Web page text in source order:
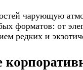
чарующую
форматов: от
редких и